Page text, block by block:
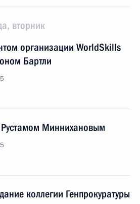
вторник
организации WorldSkills
Бартли
Рустамом Миннихановым
коллегии Генпрокуратуры